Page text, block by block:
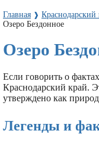
Главная ❱ Краснодарский
Озеро Бездонное
Озеро
Если говорить о
Краснодарский край.
утверждено как
Легенды и